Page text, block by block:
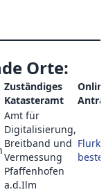
Orte:
Zuständiges
Katasteramt
Amt für
Digitalisierung,
Breitband und
Vermessung
Pfaffenhofen
a.d.Ilm